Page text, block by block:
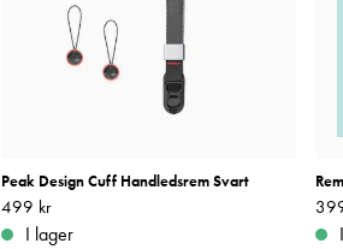
Peak Design Cuff Handledsrem Svart
Pris: 499 kr
499 kr
I lager
Pris